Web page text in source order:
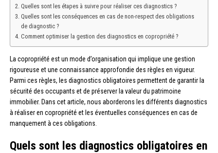
Quelles sont les étapes à suivre pour réaliser ces diagnostics ?
Quelles sont les conséquences en cas de non-respect des obligations
de diagnostic ?
Comment optimiser la gestion des diagnostics en copropriété ?
La copropriété est un mode d’organisation qui implique une gestion
rigoureuse et une connaissance approfondie des règles en vigueur.
Parmi ces règles, les diagnostics obligatoires permettent de garantir la
sécurité des occupants et de préserver la valeur du patrimoine
immobilier. Dans cet article, nous aborderons les différents diagnostics
à réaliser en copropriété et les éventuelles conséquences en cas de
manquement à ces obligations.
Quels sont les diagnostics obligatoires en